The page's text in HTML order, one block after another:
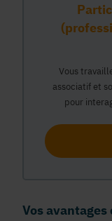
Vous
associatif et
pour
Vos